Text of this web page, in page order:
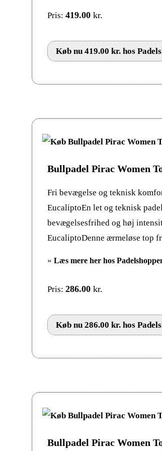
Pris: 419.00 kr.
Køb nu 419.00 kr. hos
Bullpadel Pirac Women
Fri bevægelse og teknisk
EucaliptoEn let og teknisk
bevægelsesfrihed og høj
EucaliptoDenne ærmeløse top
» Læs mere her hos
Pris: 286.00 kr.
Køb nu 286.00 kr. hos
Bullpadel Pirac Women